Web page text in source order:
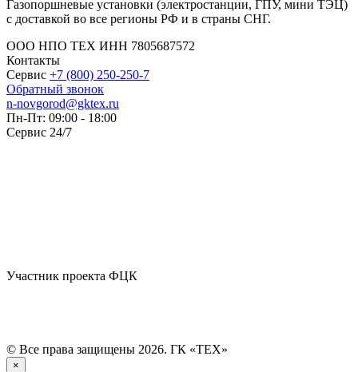
Газопоршневые установки (электростанции, ГПУ, мини ТЭЦ)
с доставкой во все регионы РФ и в страны СНГ.
ООО НПО ТЕХ ИНН 7805687572
Контакты
Сервис +7 (800) 250-250-7
Обратный звонок
n-novgorod@gktex.ru
Пн-Пт: 09:00 - 18:00
Сервис 24/7
Участник проекта ФЦК
© Все права защищены 2026. ГК «ТЕХ»
×